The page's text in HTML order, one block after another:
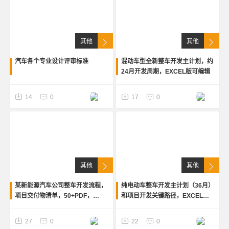
其他
汽车各个专业设计评审标准
14 0
其他
混动车型全新整车开发主计划，约
24月开发周期，EXCEL版可编辑
17 0
其他
某新能源汽车公司整车开发流程，
项目交付物清单，50+PDF，
27 0
其他
纯电动车整车开发主计划（36月）
和项目开发关键路径，EXCEL版
22 0